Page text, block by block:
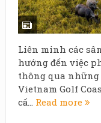
Liên minh các
hướng đến việc
thông qua
Vietnam Golf
cấ... Read more